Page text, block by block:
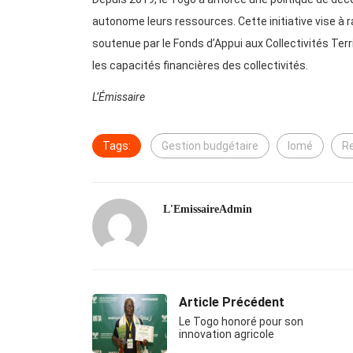
autonome leurs ressources. Cette initiative vise à
soutenue par le Fonds d’Appui aux Collectivités
les capacités financières des collectivités.
L’Émissaire
Tags: Gestion budgétaire lomé
L'EmissaireAdmin
Article Précédent
Le Togo honoré pour son
innovation agricole